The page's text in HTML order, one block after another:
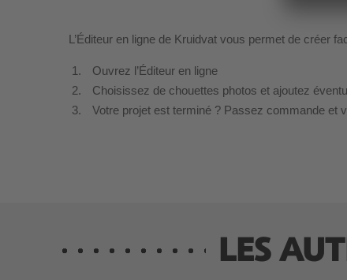
L’Éditeur en ligne de Kruidvat vous permet de créer
Ouvrez l’Éditeur en ligne
Choisissez de chouettes photos et ajoutez
Votre projet est terminé ? Passez commande et
LES